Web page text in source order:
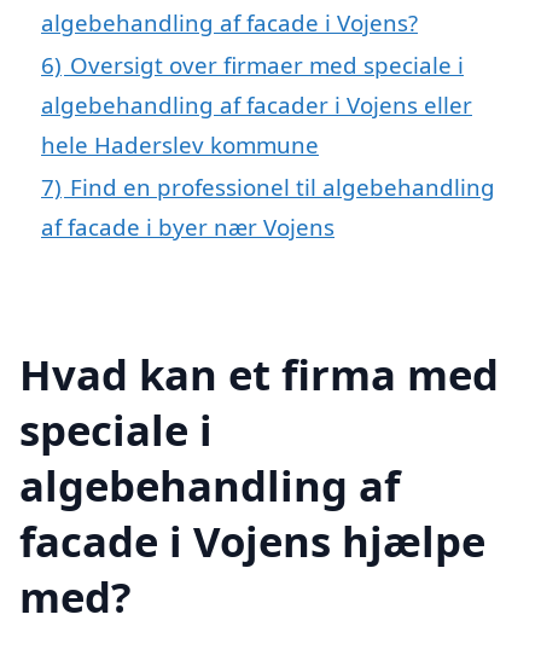
algebehandling af facade i Vojens?
6) Oversigt over firmaer med speciale i
algebehandling af facader i Vojens eller
hele Haderslev kommune
7) Find en professionel til algebehandling
af facade i byer nær Vojens
Hvad kan et firma med
speciale i
algebehandling af
facade i Vojens hjælpe
med?